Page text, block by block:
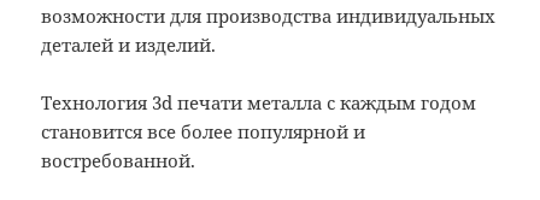
возможности для производства индивидуальных
деталей и изделий.
Технология 3d печати металла с каждым годом
становится все более популярной и
востребованной.